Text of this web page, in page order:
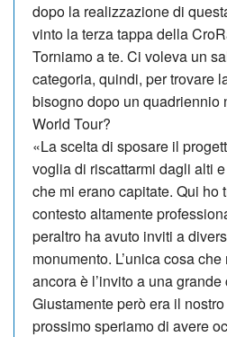
dopo la realizzazione di
vinto la terza tappa della
Torniamo a te. Ci voleva un
categoria, quindi, per trovare
bisogno dopo un quadriennio
World Tour?
«La scelta di sposare il
voglia di riscattarmi dagli alti
che mi erano capitate. Qui ho
contesto altamente
peraltro ha avuto inviti a
monumento. L’unica cosa
ancora è l’invito a una
Giustamente però era il
prossimo speriamo di avere